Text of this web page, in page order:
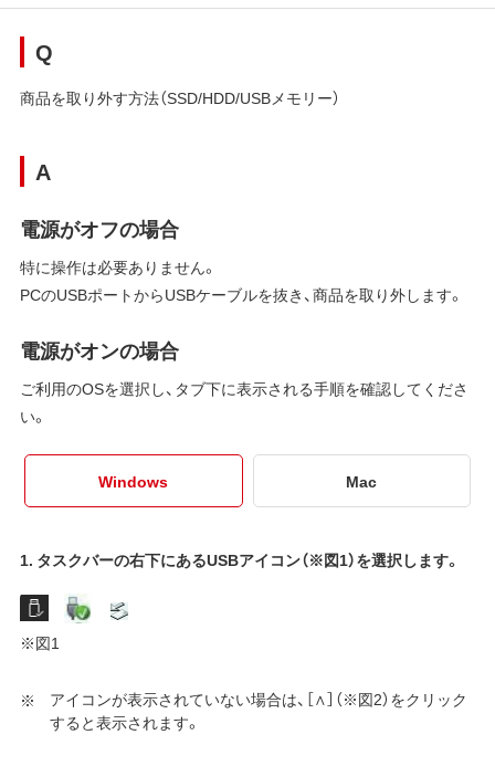
Q
商品を取り外す方法（SSD/HDD/USBメモリー）
A
電源がオフの場合
特に操作は必要ありません。
PCのUSBポートからUSBケーブルを抜き、商品を取り外します。
電源がオンの場合
ご利用のOSを選択し、タブ下に表示される手順を確認してくださ
い。
Windows Mac
1. タスクバーの右下にあるUSBアイコン（※図1）を選択します。
※図1
アイコンが表示されていない場合は、［∧］（※図2）をクリック
すると表示されます。